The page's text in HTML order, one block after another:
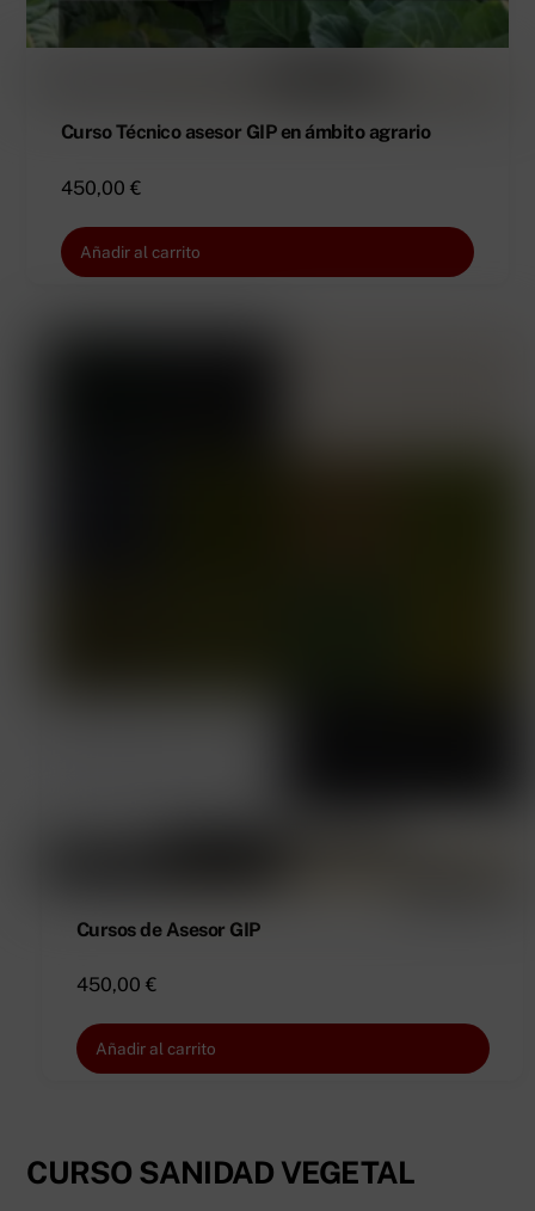
Curso Técnico asesor GIP en ámbito agrario
450,00 €
Añadir al carrito
Cursos de Asesor GIP
450,00 €
Añadir al carrito
CURSO SANIDAD VEGETAL